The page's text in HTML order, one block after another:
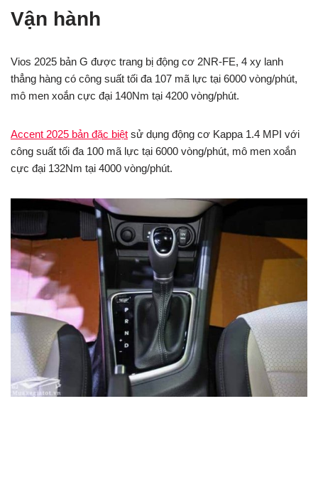
Vận hành
Vios 2025 bản G được trang bị động cơ 2NR-FE, 4 xy lanh
thẳng hàng có công suất tối đa 107 mã lực tại 6000 vòng/phút,
mô men xoắn cực đại 140Nm tại 4200 vòng/phút.
Accent 2025 bản đặc biệt sử dụng động cơ Kappa 1.4 MPI với
công suất tối đa 100 mã lực tại 6000 vòng/phút, mô men xoắn
cực đại 132Nm tại 4000 vòng/phút.